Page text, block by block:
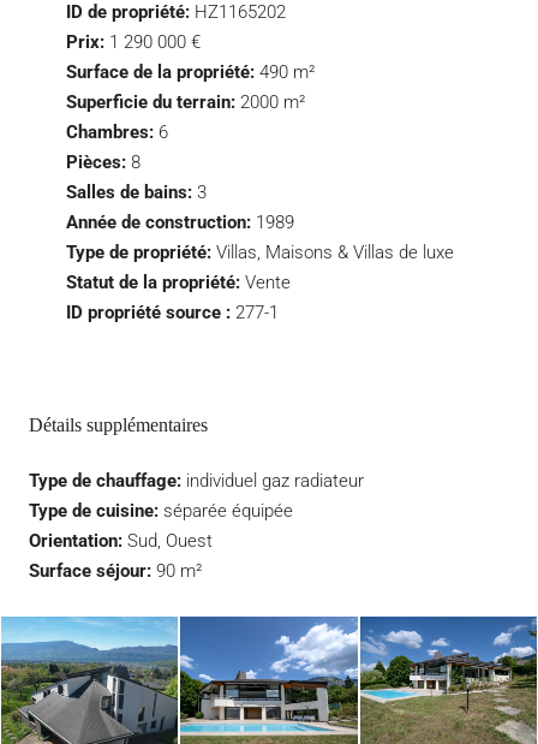
ID de propriété: HZ1165202
Prix: 1 290 000 €
Surface de la propriété: 490 m²
Superficie du terrain: 2000 m²
Chambres: 6
Pièces: 8
Salles de bains: 3
Année de construction: 1989
Type de propriété: Villas, Maisons & Villas de luxe
Statut de la propriété: Vente
ID propriété source : 277-1
Détails supplémentaires
Type de chauffage: individuel gaz radiateur
Type de cuisine: séparée équipée
Orientation: Sud, Ouest
Surface séjour: 90 m²